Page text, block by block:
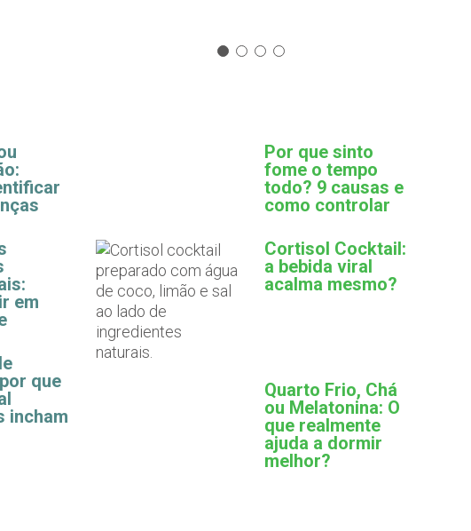
em
que
incham
Por que sinto
fome o tempo
todo? 9 causas e
como controlar
Cortisol Cocktail:
a bebida viral
acalma mesmo?
Quarto Frio, Chá
ou Melatonina: O
que realmente
ajuda a dormir
melhor?